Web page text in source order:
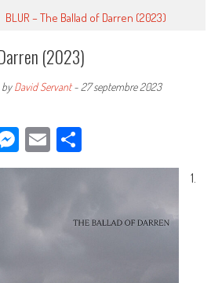
BLUR – The Ballad of Darren (2023)
(2023)
byDavid Servant- 27 septembre 2023
Messenger
EmailPartager
1.